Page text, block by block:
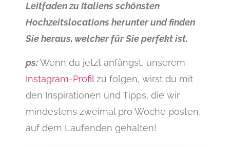
Leitfaden zu Italiens schönsten
Hochzeitslocations herunter und finden
Sie heraus, welcher für Sie perfekt ist.
ps:Wenn du jetzt anfängst, unserem
Instagram-Profilzu folgen, wirst du mit
den Inspirationen und Tipps, die wir
mindestens zweimal pro Woche posten,
auf dem Laufenden gehalten!